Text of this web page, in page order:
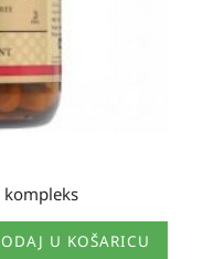
kompleks
U KOŠARICU